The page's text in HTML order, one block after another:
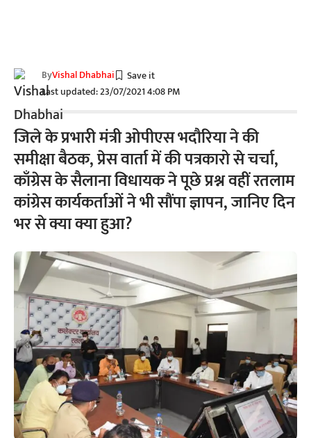
Last updated: 23/07/2021 4:08 PM
ByVishal Dhabhai
जिले के प्रभारी मंत्री ओपीएस भदौरिया ने की
समीक्षा बैठक, प्रेस वार्ता में की पत्रकारो से चर्चा,
काँग्रेस के सैलाना विधायक ने पूछे प्रश्न वहीं रतलाम
कांग्रेस कार्यकर्ताओं ने भी सौंपा ज्ञापन, जानिए दिन
भर से क्या क्या हुआ?